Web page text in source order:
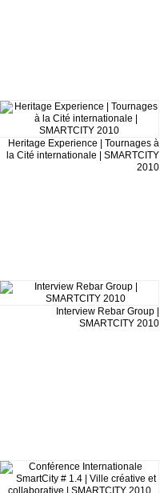
Heritage Experience | Tournages à
la Cité internationale | SMARTCITY
2010
Interview Rebar Group |
SMARTCITY 2010